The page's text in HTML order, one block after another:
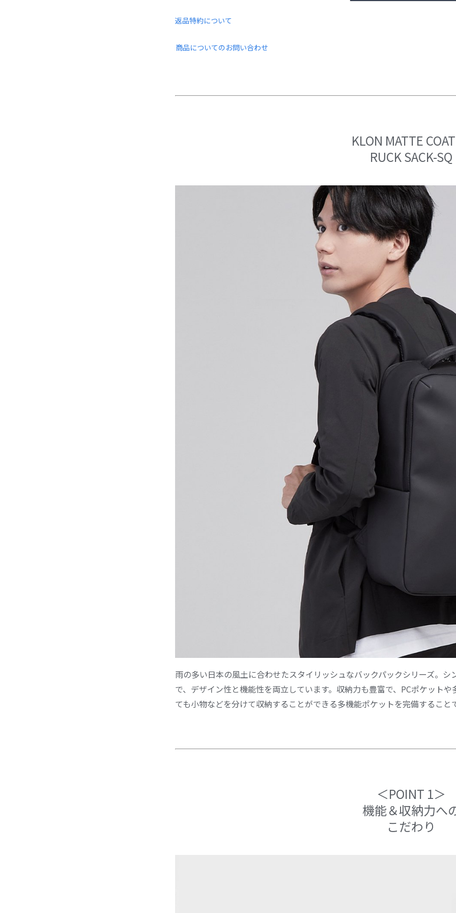
返品特約について
商品についてのお問い合わせ
KLON MATTE
RUCK SACK-SQ
雨の多い日本の風土に合わせたスタイリッシュなバックパックシリーズ。
で、デザイン性と機能性を両立しています。収納力も豊富で、PCポケット
ても小物などを分けて収納することができる多機能ポケットを完備するこ
＜POINT 1＞
機能＆収納力へ
こだわり